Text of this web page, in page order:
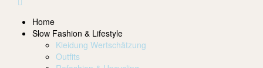
Home
Slow Fashion & Lifestyle
Kleidung Wertschätzung
Outfits